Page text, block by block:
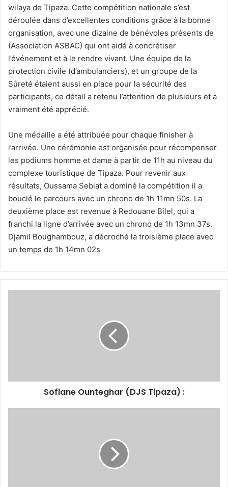
wilaya de Tipaza. Cette compétition nationale s’est
déroulée dans d’excellentes conditions grâce à la bonne
organisation, avec une dizaine de bénévoles présents de
(Association ASBAC) qui ont aidé à concrétiser
l’événement et à le rendre vivant. Une équipe de la
protection civile (d’ambulanciers), et un groupe de la
Sûreté étaient aussi en place pour la sécurité des
participants, ce détail a retenu l’attention de plusieurs et a
vraiment été apprécié.
Une médaille a été attribuée pour chaque finisher à
l’arrivée. Une cérémonie est organisée pour récompenser
les podiums homme et dame à partir de 11h au niveau du
complexe touristique de Tipaza. Pour revenir aux
résultats, Oussama Sebiat a dominé la compétition il a
bouclé le parcours avec un chrono de 1h 11mn 50s. La
deuxième place est revenue à Redouane Bilel, qui a
franchi la ligne d’arrivée avec un chrono de 1h 13mn 37s.
Djamil Boughambouz, a décroché la troisième place avec
un temps de 1h 14mn 02s
Sofiane Ounteghar (DJS Tipaza) :